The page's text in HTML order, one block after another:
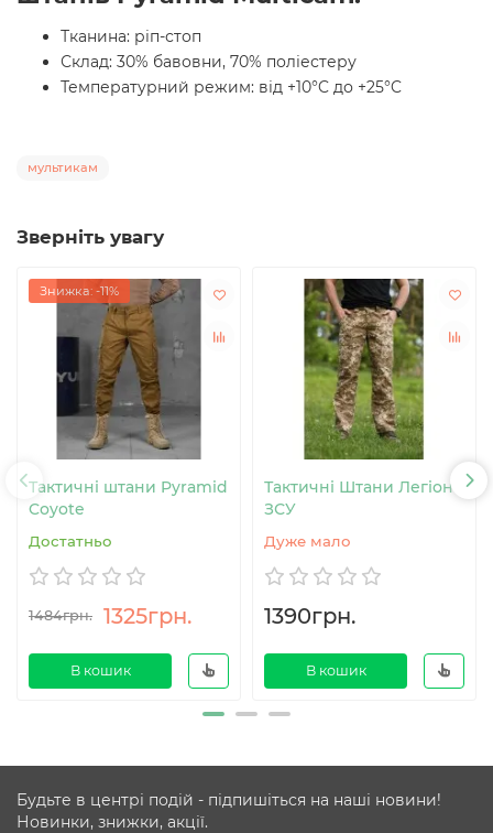
Тканина: ріп-стоп
Склад: 30% бавовни, 70% поліестеру
Температурний режим: від +10°C до +25°C
мультикам
Зверніть увагу
Знижка: -11%
Тактичні штани Pyramid
Coyote
Достатньо
1484грн. 1325грн.
В кошик
Тактичні Штани Легіон
ЗСУ
Дуже мало
1390грн.
В кошик
Будьте в центрі подій - підпишіться на наші новини!
Новинки, знижки, акції.